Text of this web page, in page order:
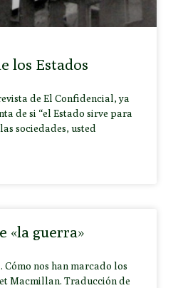
los Estados
de El Confidencial, ya
de si “el Estado sirve para
sociedades, usted
«la guerra»
Cómo nos han marcado los
Macmillan. Traducción de